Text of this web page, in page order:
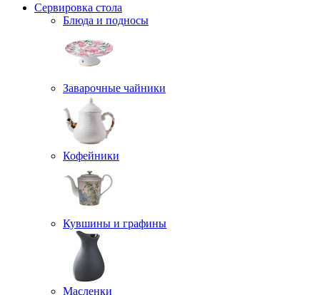
Сервировка стола
Блюда и подносы
Заварочные чайники
Кофейники
Кувшины и графины
Масленки